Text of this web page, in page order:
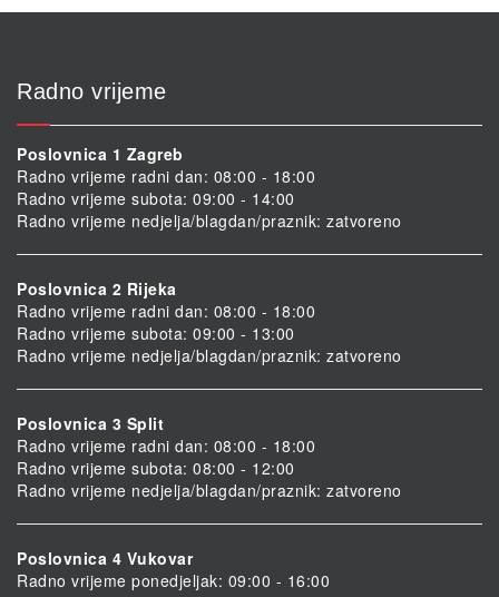
Radno vrijeme
Poslovnica 1 Zagreb
Radno vrijeme radni dan: 08:00 - 18:00
Radno vrijeme subota: 09:00 - 14:00
Radno vrijeme nedjelja/blagdan/praznik: zatvoreno
Poslovnica 2 Rijeka
Radno vrijeme radni dan: 08:00 - 18:00
Radno vrijeme subota: 09:00 - 13:00
Radno vrijeme nedjelja/blagdan/praznik: zatvoreno
Poslovnica 3 Split
Radno vrijeme radni dan: 08:00 - 18:00
Radno vrijeme subota: 08:00 - 12:00
Radno vrijeme nedjelja/blagdan/praznik: zatvoreno
Poslovnica 4 Vukovar
Radno vrijeme ponedjeljak: 09:00 - 16:00